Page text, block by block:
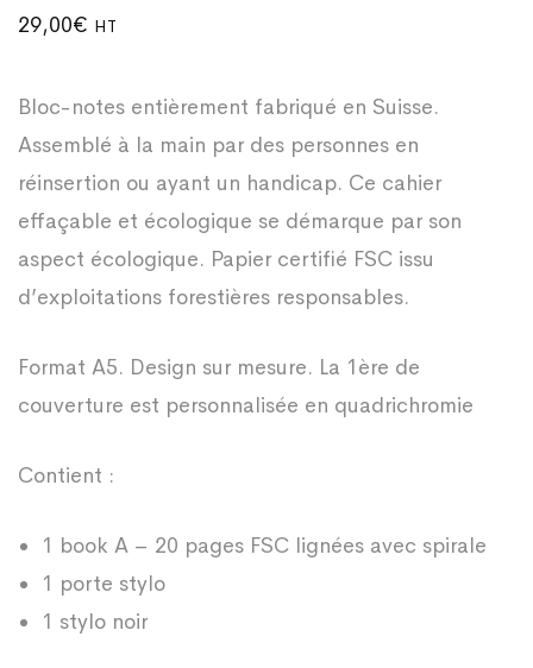
29,00€ HT
Bloc-notes entièrement fabriqué en Suisse.
Assemblé à la main par des personnes en
réinsertion ou ayant un handicap. Ce cahier
effaçable et écologique se démarque par son
aspect écologique. Papier certifié FSC issu
d’exploitations forestières responsables.
Format A5. Design sur mesure. La 1ère de
couverture est personnalisée en quadrichromie
Contient :
1 book A – 20 pages FSC lignées avec spirale
1 porte stylo
1 stylo noir